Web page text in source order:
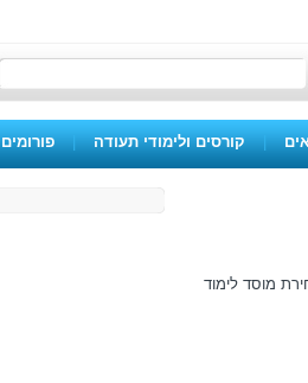
| קורסים ולימודי תעודה | פורומים
מוסד לימוד